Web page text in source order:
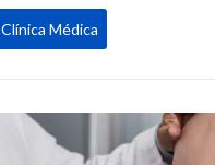
Clínica Médica